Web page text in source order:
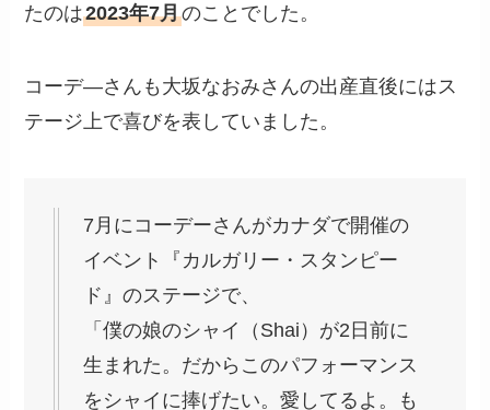
たのは2023年7月のことでした。
コーデ―さんも大坂なおみさんの出産直後にはス
テージ上で喜びを表していました。
7月にコーデーさんがカナダで開催の
イベント『カルガリー・スタンピー
ド』のステージで、
「僕の娘のシャイ（Shai）が2日前に
生まれた。だからこのパフォーマンス
をシャイに捧げたい。愛してるよ。も